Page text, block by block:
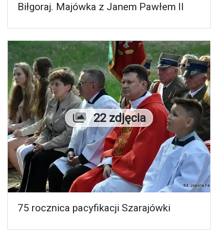
Biłgoraj. Majówka z Janem Pawłem II
Liczba zdjęć
22 zdjęcia
75 rocznica pacyfikacji Szarajówki